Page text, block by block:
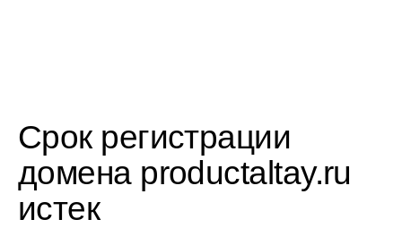
Срок регистрации
домена productaltay.ru
истек